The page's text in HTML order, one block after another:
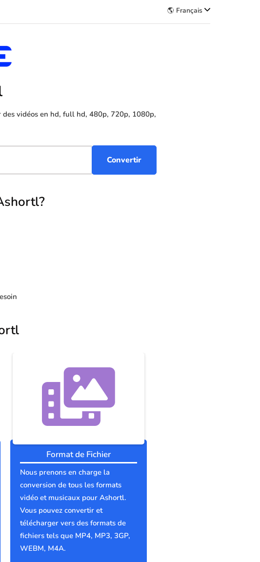
🌎 Français
vidéos en hd, full hd, 480p, 720p, 1080p,
Format de Fichier
Nous prenons en charge la
conversion de tous les formats
vidéo et musicaux pour Ashortl.
Vous pouvez convertir et
télécharger vers des formats de
fichiers tels que MP4, MP3, 3GP,
WEBM, M4A.